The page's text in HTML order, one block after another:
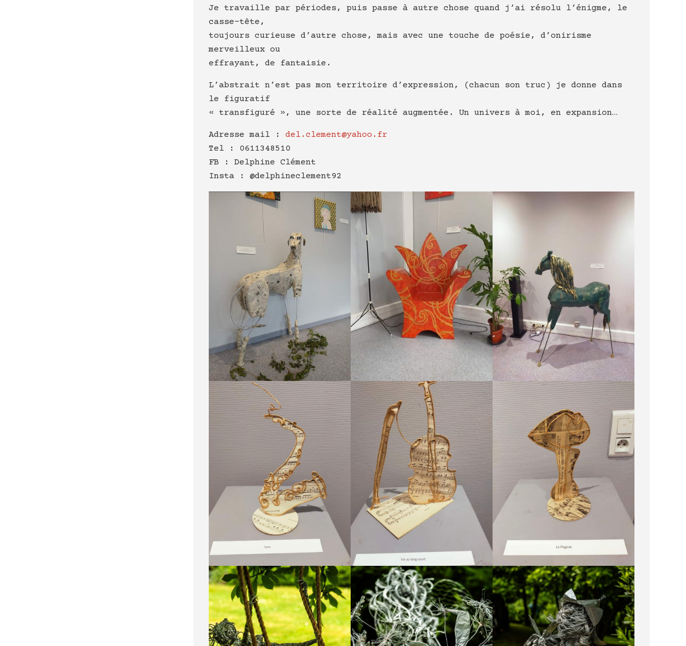
Je travaille par périodes, puis passe à autre chose quand j’ai résolu l’énigme, le
casse-tête,
toujours curieuse d’autre chose, mais avec une touche de poésie, d’onirisme
merveilleux ou
effrayant, de fantaisie.
L’abstrait n’est pas mon territoire d’expression, (chacun son truc) je donne dans
le figuratif
« transfiguré », une sorte de réalité augmentée. Un univers à moi, en expansion…
Adresse mail : del.clement@yahoo.fr
Tel : 0611348510
FB : Delphine Clément
Insta : @delphineclement92